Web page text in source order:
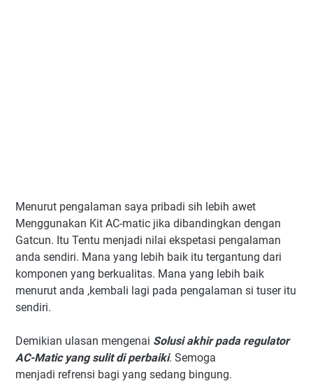
Menurut pengalaman saya pribadi sih lebih awet
Menggunakan Kit AC-matic jika dibandingkan dengan
Gatcun. Itu Tentu menjadi nilai ekspetasi pengalaman
anda sendiri. Mana yang lebih baik itu tergantung dari
komponen yang berkualitas. Mana yang lebih baik
menurut anda ,kembali lagi pada pengalaman si tuser itu
sendiri.
Demikian ulasan mengenai Solusi akhir pada regulator
AC-Matic yang sulit di perbaiki. Semoga
menjadi refrensi bagi yang sedang bingung.